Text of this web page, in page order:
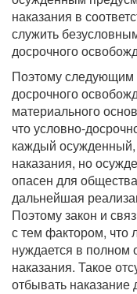
наказания в
служить
досрочного
Поэтому следующим
досрочного
материального
что условно-
каждый
наказания, но
опасен для
дальнейшая
Поэтому закон и
с тем фактором, что
нуждается в полном
наказания. Такое
отбывать наказание